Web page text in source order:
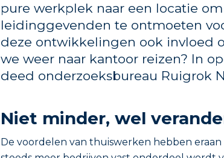
pure werkplek naar een locatie om
leidinggevenden te ontmoeten
deze ontwikkelingen ook invloed
we weer naar kantoor reizen? In
deed onderzoeksbureau Ruigrok
Niet minder, wel
De voordelen van thuiswerken hebben